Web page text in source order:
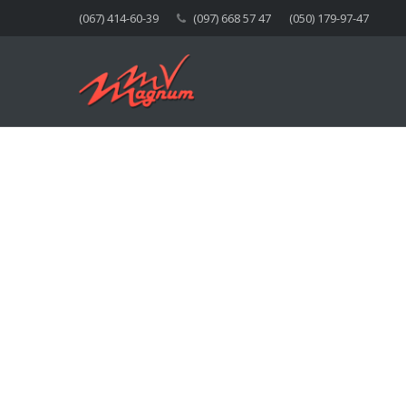
(067) 414-60-39 (097) 668 57 47 (050) 179-97-47